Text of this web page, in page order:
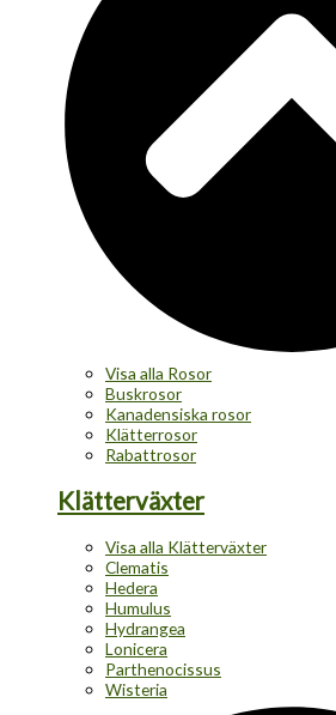
Visa alla Rosor
Buskrosor
Kanadensiska rosor
Klätterrosor
Rabattrosor
Klätterväxter
Visa alla Klätterväxter
Clematis
Hedera
Humulus
Hydrangea
Lonicera
Parthenocissus
Wisteria